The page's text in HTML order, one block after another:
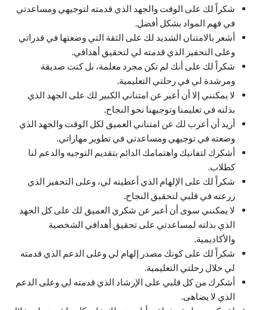
شكراً لك على الوقت والجهد الذي قدمته لتوجيهي ومساعدتي
في فهم المواد بشكل أفضل.
أشعر بالامتنان الشديد لك على الثقة التي وضعتها في قدراتي
وعلى التحفيز الذي قدمته لي لتحقيق أهدافي.
شكراً لك على أنك لم تكن مجرد معلمة، بل كنت صديقة
ومرشدة لي في رحلتي التعليمية.
لا يمكنني إلا أن أعبر عن امتناني الكبير لك على الجهد الذي
بذلته في تعليمنا وتوجيهنا نحو النجاح.
أريد أن أعرب لك عن امتناني العميق لكل الوقت والجهد الذي
وضعته في توجيهي ومساعدتي في تطوير مهاراتي.
أشكرك لتفانيك واهتمامك الدائم بتقديم التوجيه والدعم لنا
كطلاب.
شكراً لك على الإلهام الذي أعطيته لي، وعلى التحفيز الذي
زرعته في قلبي لتحقيق النجاح.
لا يمكنني سوى أن أعبر عن شكري العميق لك على كل الجهد
الذي بذلته لمساعدتي على تحقيق أهدافي الشخصية
والأكاديمية.
شكراً لك على كونك مصدر إلهام لي وعلى الدعم الذي قدمته
لي خلال رحلتي التعليمية.
أشكرك من كل قلبي على الإرشاد الذي قدمته لي وعلى الدعم
الذي لا يضاهى.